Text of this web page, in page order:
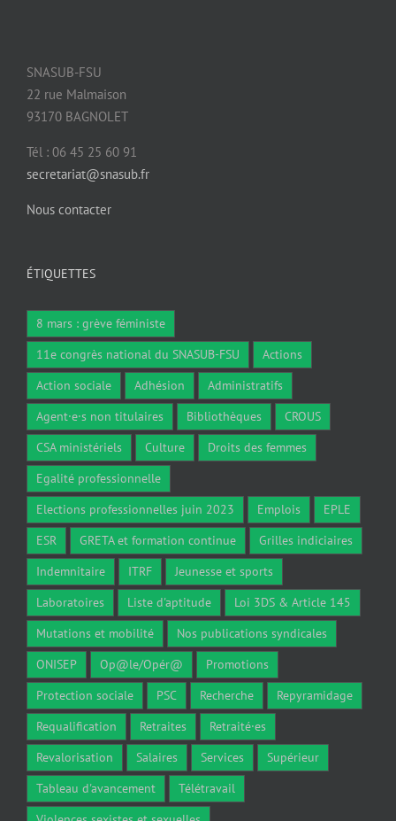
SNASUB-FSU
22 rue Malmaison
93170 BAGNOLET
Tél : 06 45 25 60 91
secretariat@snasub.fr
Nous contacter
ÉTIQUETTES
8 mars : grève féministe
11e congrès national du SNASUB-FSU
Actions
Action sociale
Adhésion
Administratifs
Agent·e·s non titulaires
Bibliothèques
CROUS
CSA ministériels
Culture
Droits des femmes
Egalité professionnelle
Elections professionnelles juin 2023
Emplois
EPLE
ESR
GRETA et formation continue
Grilles indiciaires
Indemnitaire
ITRF
Jeunesse et sports
Laboratoires
Liste d'aptitude
Loi 3DS & Article 145
Mutations et mobilité
Nos publications syndicales
ONISEP
Op@le/Opér@
Promotions
Protection sociale
PSC Recherche
Repyramidage
Requalification
Retraites
Retraité·es
Revalorisation
Salaires Services
Supérieur
Tableau d'avancement
Télétravail